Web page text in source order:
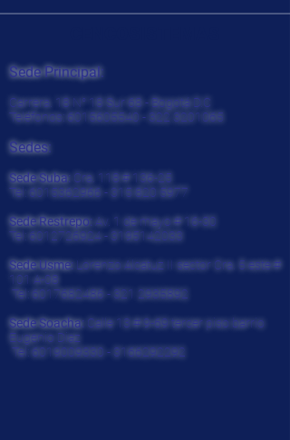
Sede Principal:
Carrera. 18 N° 18 Sur 68 - Bogotá D.C
Teléfonos: 6015605540 - 322 3201065
Sedes:
Sede Suba: Cra. 118 # 136-25
Tel: 6015362966 - 315 820 5977
Sede Restrepo: Av. 1 de mayo # 16-30
Tel: 6012726924- 3195142033
Sede Usme: Lorenzo Alcatuz II sector Cra. 5 este #
101 A-08
Tel: 6017682486 - 321 2935892
Sede Soacha: Calle 13 # 9-69 tercer piso barrio
Eugenio Diaz
Tel: 6019009330 - 3166292292